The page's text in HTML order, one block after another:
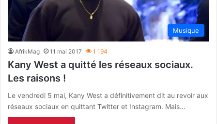
Musique
AfrikMag 11 mai 2017 1 194
Kany West a quitté les réseaux sociaux.
Les raisons !
Le vendredi 5 mai, Kany West a définitivement dit au revoir aux
réseaux sociaux en quittant Twitter et Instagram. Mais…